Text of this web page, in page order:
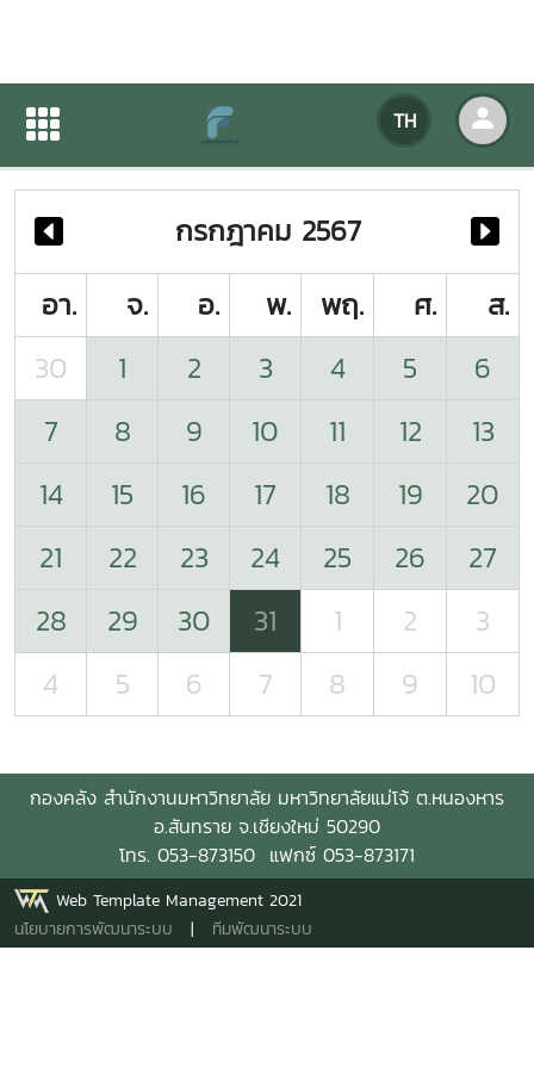
TH
ปฏิทินกิจกรรมของหน่วยงาน
ปฏิทินกิจกรรมของหน่วยงาน
กรกฎาคม 2567
อา.
จ. อ. พ. พฤ. ศ.
ส.
30
1 2 3 4 5
6
7
8 9 10 11 12
13
14
15 16 17 18 19
20
21
22 23 24 25 26
27
28
29 30 31 1 2
3
4
5 6 7 8 9 10
กองคลัง สำนักงานมหาวิทยาลัย มหาวิทยาลัยแม่โจ้ ต.หนองหาร
อ.สันทราย จ.เชียงใหม่ 50290
โทร. 053-873150 แฟกซ์ 053-873171
Web Template Management 2021
นโยบายการพัฒนาระบบ | ทีมพัฒนาระบบ